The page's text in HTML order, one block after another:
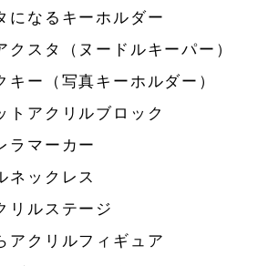
になるキーホルダー
クスタ（ヌードルキーパー）
キー（写真キーホルダー）
トアクリルブロック
ラマーカー
ネックレス
リルステージ
アクリルフィギュア